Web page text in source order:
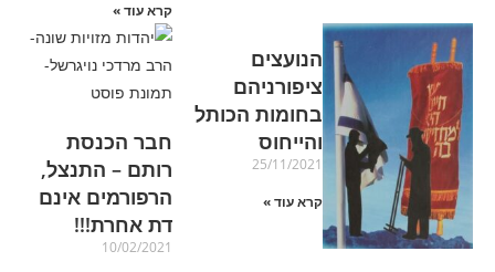
קרא עוד »
הנועצים
ציפורניהם
בחומות הכותל
והייחוס
25/11/2021
קרא עוד »
חבר הכנסת
רותם – התנצל,
הרפורמים אינם
דת אחרת!!!
10/02/2021